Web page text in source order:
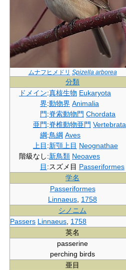
ムナフヒメドリ Spizella arborea
分類
ドメイン:真核生物 Eukaryota
界:動物界 Animalia
門:脊索動物門 Chordata
亜門:脊椎動物亜門 Vertebrata
綱:鳥綱 Aves
上目:新顎上目 Neognathae
階級なし:新鳥類 Neoaves
目:スズメ目 Passeriformes
学名
Passeriformes
Linnaeus 1758
シノニム
Passers Linnaeus 1758
英名
passerine
perching birds
亜目